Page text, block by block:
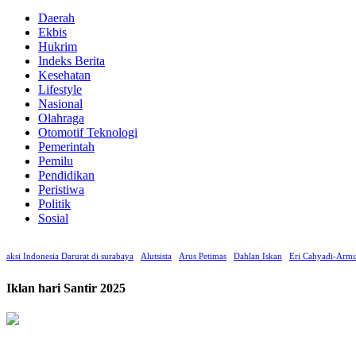
Daerah
Ekbis
Hukrim
Indeks Berita
Kesehatan
Lifestyle
Nasional
Olahraga
Otomotif Teknologi
Pemerintah
Pemilu
Pendidikan
Peristiwa
Politik
Sosial
aksi Indonesia Darurat di surabaya Alutsista Arus Petimas Dahlan Iskan Eri Cahyadi-
Iklan hari Santir 2025